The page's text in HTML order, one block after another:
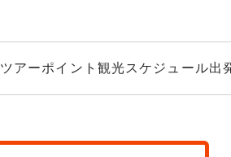
ツアーポイント 観光スケジュール出